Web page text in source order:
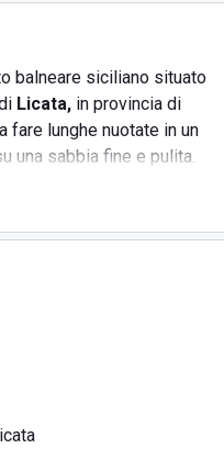
balneare siciliano situato
Licata, in provincia di
fare lunghe nuotate in un
una sabbia fine e pulita.
quali:
e portati ai